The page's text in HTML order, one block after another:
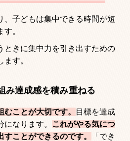
、子どもは集中できる時間が短
。
ときに集中力を引き出すための
す。
み達成感を積み重ねる
むことが大切です。
目標を達成
なります。 これがやる気につ
ことができるのです。
「でき